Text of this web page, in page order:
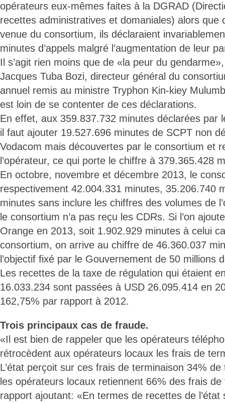
opérateurs eux-mêmes faites à la DGRAD
recettes administratives et domaniales) alors que
venue du consortium, ils déclaraient
minutes d’appels malgré l’augmentation de leur
Il s’agit rien moins que de «la peur du
Jacques Tuba Bozi, directeur général du
annuel remis au ministre Tryphon Kin-kiey
est loin de se contenter de ces déclarations.
En effet, aux 359.837.732 minutes déclarées par
il faut ajouter 19.527.696 minutes de SCPT non
Vodacom mais découvertes par le consortium et
l’opérateur, ce qui porte le chiffre à 379.365.428
En octobre, novembre et décembre 2013, le
respectivement 42.004.331 minutes, 35.206.740
minutes sans inclure les chiffres des volumes de
le consortium n’a pas reçu les CDRs. Si l’on
Orange en 2013, soit 1.902.929 minutes à celui
consortium, on arrive au chiffre de 46.360.037
l’objectif fixé par le Gouvernement de 50 millions
Les recettes de la taxe de régulation qui étaient
16.033.234 sont passées à USD 26.095.414 en
162,75% par rapport à 2012.
Trois principaux cas de fraude.
«Il est bien de rappeler que les opérateurs
rétrocèdent aux opérateurs locaux les frais de
L’état perçoit sur ces frais de terminaison 34%
les opérateurs locaux retiennent 66% des frais
rapport ajoutant: «En termes de recettes de l’état